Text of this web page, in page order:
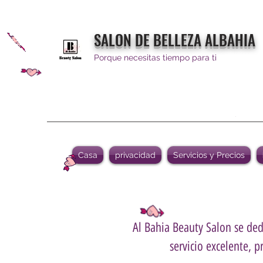
SALON DE BELLEZA ALBAHIA
Porque necesitas tiempo para ti
Casa privacidad Servicios y Precios
Al Bahia Beauty Salon se
servicio excelente,